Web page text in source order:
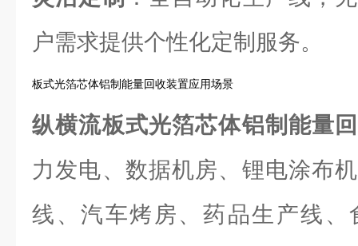
户需求提供个性化定制服务。
板式光箔芯体铝制能量回收装置应用场景
纵横流板式光箔芯体铝制能量
力发电、数据机房、锂电涂布
线、汽车烤房、药品生产线、